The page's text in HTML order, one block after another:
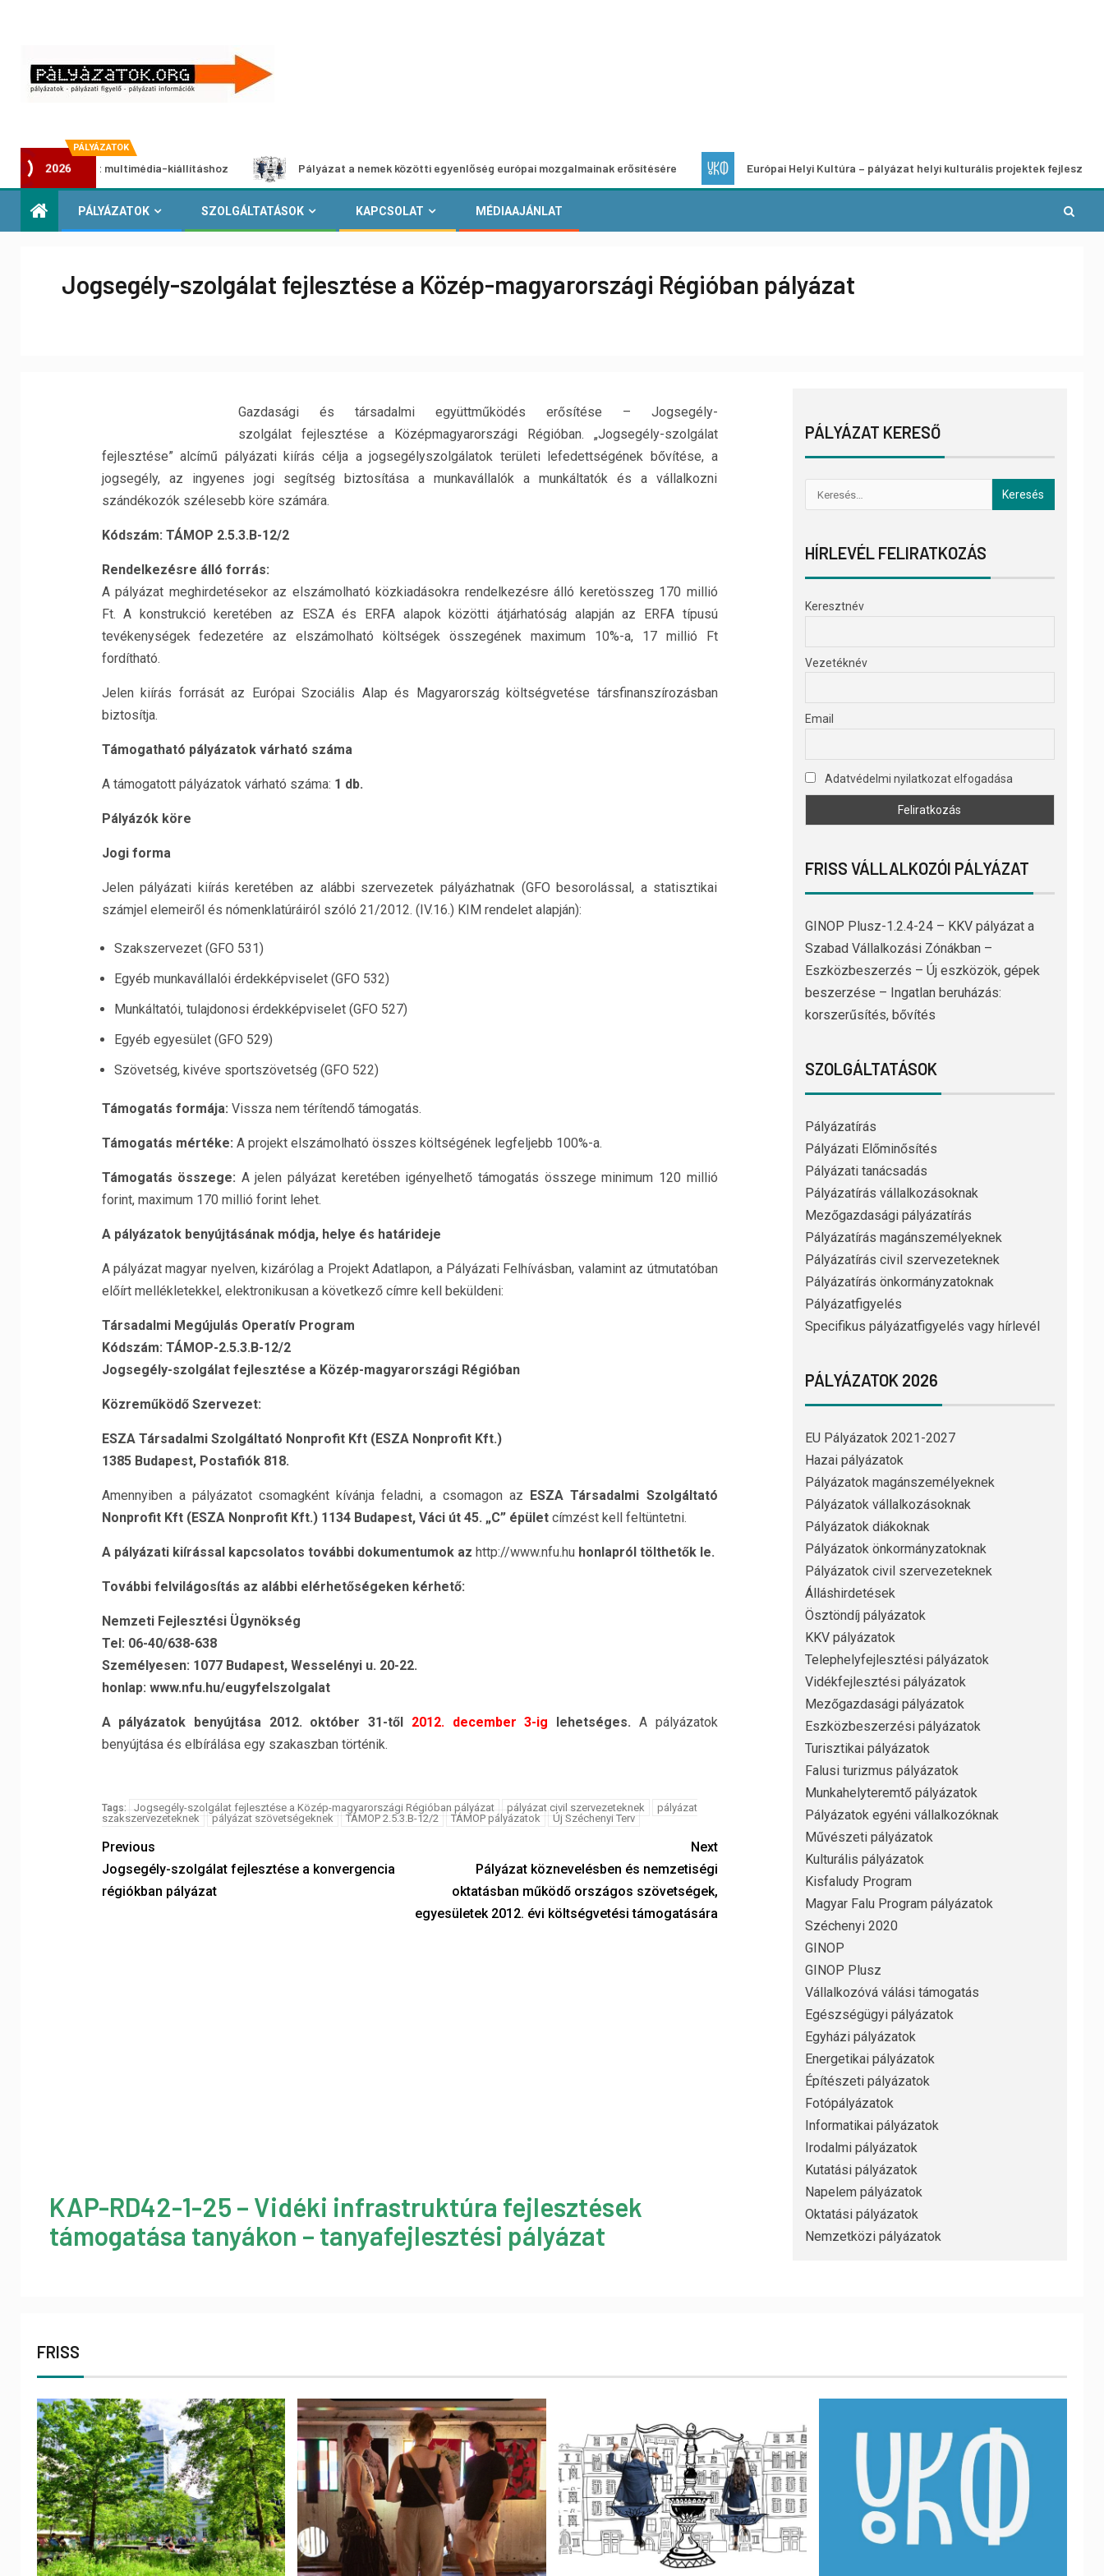
PÁLYÁZATOK
2026
pályázat multimédia-kiállításhoz Pályázat a nemek közötti egyenlőség európai mozgalmainak erősítésére Európai Helyi Kultúra – pályázat helyi kulturális projektek fejlesztésére
PÁLYÁZATOK SZOLGÁLTATÁSOK KAPCSOLAT MÉDIAAJÁNLAT
Jogsegély-szolgálat fejlesztése a Közép-magyarországi Régióban pályázat
Gazdasági és társadalmi együttműködés erősítése – Jogsegély-
szolgálat fejlesztése a Középmagyarországi Régióban. „Jogsegély-szolgálat
fejlesztése” alcímű pályázati kiírás célja a jogsegélyszolgálatok területi lefedettségének bővítése, a
jogsegély, az ingyenes jogi segítség biztosítása a munkavállalók a munkáltatók és a vállalkozni
szándékozók szélesebb köre számára.
Kódszám: TÁMOP 2.5.3.B-12/2
Rendelkezésre álló forrás:
A pályázat meghirdetésekor az elszámolható közkiadásokra rendelkezésre álló keretösszeg 170 millió
Ft. A konstrukció keretében az ESZA és ERFA alapok közötti átjárhatóság alapján az ERFA típusú
tevékenységek fedezetére az elszámolható költségek összegének maximum 10%-a, 17 millió Ft
fordítható.
Jelen kiírás forrását az Európai Szociális Alap és Magyarország költségvetése társfinanszírozásban
biztosítja.
Támogatható pályázatok várható száma
A támogatott pályázatok várható száma: 1 db.
Pályázók köre
Jogi forma
Jelen pályázati kiírás keretében az alábbi szervezetek pályázhatnak (GFO besorolással, a statisztikai
számjel elemeiről és nómenklatúráiról szóló 21/2012. (IV.16.) KIM rendelet alapján):
Szakszervezet (GFO 531)
Egyéb munkavállalói érdekképviselet (GFO 532)
Munkáltatói, tulajdonosi érdekképviselet (GFO 527)
Egyéb egyesület (GFO 529)
Szövetség, kivéve sportszövetség (GFO 522)
Támogatás formája: Vissza nem térítendő támogatás.
Támogatás mértéke: A projekt elszámolható összes költségének legfeljebb 100%-a.
Támogatás összege: A jelen pályázat keretében igényelhető támogatás összege minimum 120 millió
forint, maximum 170 millió forint lehet.
A pályázatok benyújtásának módja, helye és határideje
A pályázat magyar nyelven, kizárólag a Projekt Adatlapon, a Pályázati Felhívásban, valamint az útmutatóban
előírt mellékletekkel, elektronikusan a következő címre kell beküldeni:
Társadalmi Megújulás Operatív Program
Kódszám: TÁMOP-2.5.3.B-12/2
Jogsegély-szolgálat fejlesztése a Közép-magyarországi Régióban
Közreműködő Szervezet:
ESZA Társadalmi Szolgáltató Nonprofit Kft (ESZA Nonprofit Kft.)
1385 Budapest, Postafiók 818.
Amennyiben a pályázatot csomagként kívánja feladni, a csomagon az ESZA Társadalmi Szolgáltató
Nonprofit Kft (ESZA Nonprofit Kft.) 1134 Budapest, Váci út 45. „C” épület címzést kell feltüntetni.
A pályázati kiírással kapcsolatos további dokumentumok az http://www.nfu.hu honlapról tölthetők le.
További felvilágosítás az alábbi elérhetőségeken kérhető:
Nemzeti Fejlesztési Ügynökség
Tel: 06-40/638-638
Személyesen: 1077 Budapest, Wesselényi u. 20-22.
honlap: www.nfu.hu/eugyfelszolgalat
A pályázatok benyújtása 2012. október 31-től 2012. december 3-ig lehetséges. A pályázatok
benyújtása és elbírálása egy szakaszban történik.
Tags: Jogsegély-szolgálat fejlesztése a Közép-magyarországi Régióban pályázat pályázat civil szervezeteknek
pályázat
szakszervezeteknek
pályázat szövetségeknek TÁMOP 2.5.3.B-12/2 TÁMOP pályázatok Új Széchenyi Terv
Previous
Jogsegély-szolgálat fejlesztése a konvergencia
régiókban pályázat
Next
Pályázat köznevelésben és nemzetiségi
oktatásban működő országos szövetségek,
egyesületek 2012. évi költségvetési támogatására
KAP-RD42-1-25 – Vidéki infrastruktúra fejlesztések
támogatása tanyákon – tanyafejlesztési pályázat
PÁLYÁZAT KERESŐ
HÍRLEVÉL FELIRATKOZÁS
Keresztnév
Vezetéknév
Email
Adatvédelmi nyilatkozat elfogadása
FRISS VÁLLALKOZÓI PÁLYÁZAT
GINOP Plusz-1.2.4-24 – KKV pályázat a
Szabad Vállalkozási Zónákban –
Eszközbeszerzés – Új eszközök, gépek
beszerzése – Ingatlan beruházás:
korszerűsítés, bővítés
SZOLGÁLTATÁSOK
Pályázatírás
Pályázati Előminősítés
Pályázati tanácsadás
Pályázatírás vállalkozásoknak
Mezőgazdasági pályázatírás
Pályázatírás magánszemélyeknek
Pályázatírás civil szervezeteknek
Pályázatírás önkormányzatoknak
Pályázatfigyelés
Specifikus pályázatfigyelés vagy hírlevél
PÁLYÁZATOK 2026
EU Pályázatok 2021-2027
Hazai pályázatok
Pályázatok magánszemélyeknek
Pályázatok vállalkozásoknak
Pályázatok diákoknak
Pályázatok önkormányzatoknak
Pályázatok civil szervezeteknek
Álláshirdetések
Ösztöndíj pályázatok
KKV pályázatok
Telephelyfejlesztési pályázatok
Vidékfejlesztési pályázatok
Mezőgazdasági pályázatok
Eszközbeszerzési pályázatok
Turisztikai pályázatok
Falusi turizmus pályázatok
Munkahelyteremtő pályázatok
Pályázatok egyéni vállalkozóknak
Művészeti pályázatok
Kulturális pályázatok
Kisfaludy Program
Magyar Falu Program pályázatok
Széchenyi 2020
GINOP
GINOP Plusz
Vállalkozóvá válási támogatás
Egészségügyi pályázatok
Egyházi pályázatok
Energetikai pályázatok
Építészeti pályázatok
Fotópályázatok
Informatikai pályázatok
Irodalmi pályázatok
Kutatási pályázatok
Napelem pályázatok
Oktatási pályázatok
Nemzetközi pályázatok
FRISS